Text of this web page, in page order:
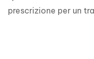
prescrizione per un